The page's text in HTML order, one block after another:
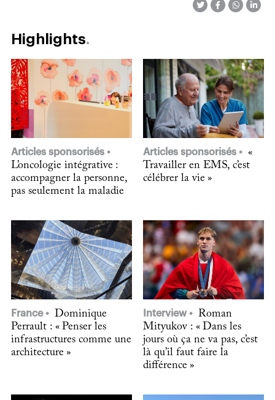
Highlights
Articles sponsorisés
L’oncologie intégrative :
accompagner la personne,
pas seulement la maladie
Articles sponsorisés
«
Travailler en EMS, c’est
célébrer la vie »
France
Dominique
Perrault : « Penser les
infrastructures comme une
architecture »
Interview
Roman
Mityukov : « Dans les
jours où ça ne va pas, c’est
là qu’il faut faire la
différence »